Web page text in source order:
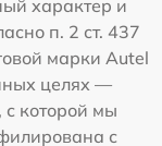
характер и
п. 2 ст. 437
марки Autel
целях —
с которой мы
с